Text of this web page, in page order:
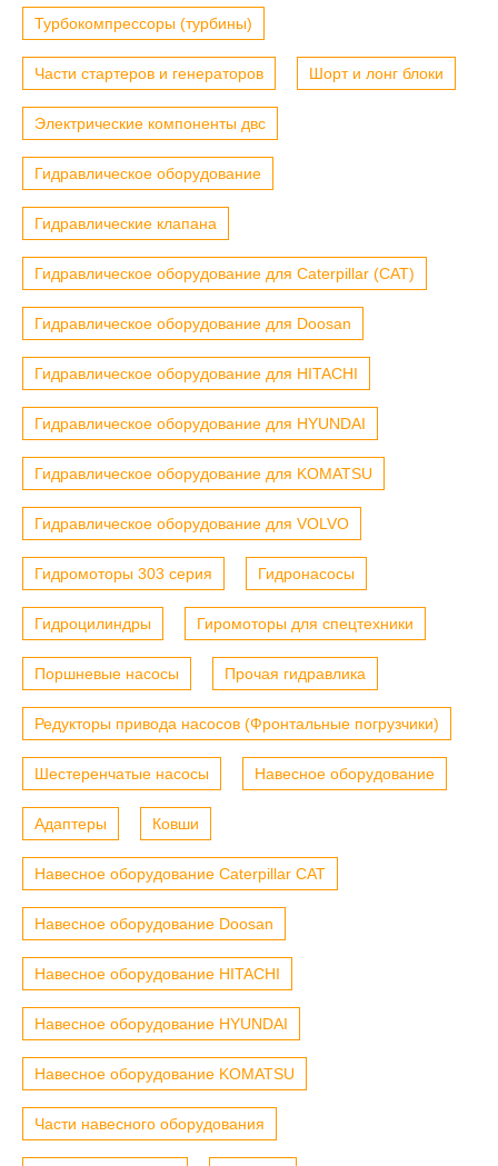
Турбокомпрессоры (турбины)
Части стартеров и генераторов Шорт и лонг блоки
Электрические компоненты двс
Гидравлическое оборудование
Гидравлические клапана
Гидравлическое оборудование для Caterpillar (CAT)
Гидравлическое оборудование для Doosan
Гидравлическое оборудование для HITACHI
Гидравлическое оборудование для HYUNDAI
Гидравлическое оборудование для KOMATSU
Гидравлическое оборудование для VOLVO
Гидромоторы 303 серия Гидронасосы
Гидроцилиндры Гиромоторы для спецтехники
Поршневые насосы Прочая гидравлика
Редукторы привода насосов (Фронтальные погрузчики)
Шестеренчатые насосы Навесное оборудование
Адаптеры Ковши
Навесное оборудование Caterpillar CAT
Навесное оборудование Doosan
Навесное оборудование HITACHI
Навесное оборудование HYUNDAI
Навесное оборудование KOMATSU
Части навесного оборудования